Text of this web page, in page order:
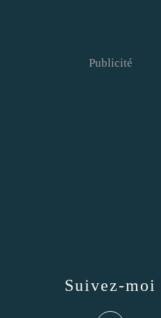
Suivez-moi
Publicité